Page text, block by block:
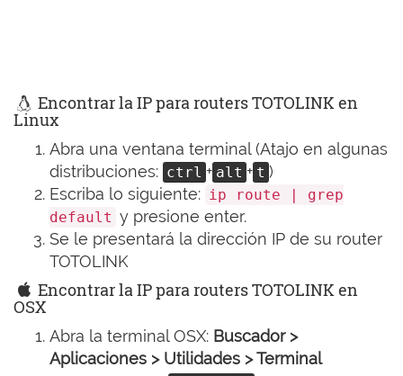
Encontrar la IP para routers TOTOLINK en
Linux
Abra una ventana terminal (Atajo en algunas
distribuciones: ctrl + alt + t )
Escriba lo siguiente: ip route | grep
default y presione enter.
Se le presentará la dirección IP de su router
TOTOLINK
Encontrar la IP para routers TOTOLINK en
OSX
Abra la terminal OSX: Buscador >
Aplicaciones > Utilidades > Terminal